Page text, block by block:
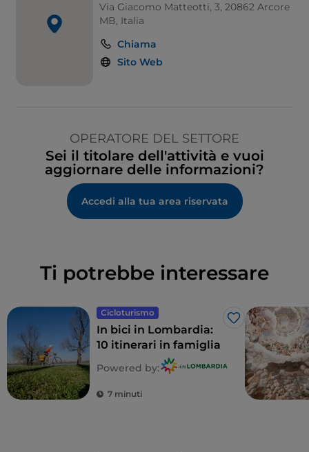
Via Giacomo Matteotti, 3, 20862 Arcore
MB, Italia
Chiama
Sito Web
OPERATORE DEL SETTORE
Sei il titolare dell'attività e vuoi
aggiornare delle informazioni?
Accedi alla tua area riservata
Ti potrebbe interessare
Cicloturismo
Like
In bici in Lombardia:
10 itinerari in famiglia
Powered by:
7 minuti